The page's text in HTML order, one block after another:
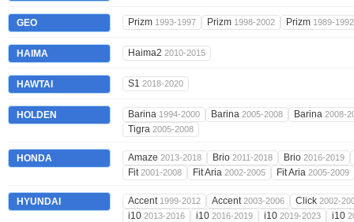
GEO Prizm 1993-1997 Prizm 1998-2002 Prizm 1989-1992
HAIMA Haima2 2010-2015
HAWTAI S1 2018-2020
HOLDEN Barina 1994-2000 Barina 2005-2008 Barina 2008-
Tigra 2005-2008
HONDA Amaze 2013-2018 Brio 2011-2018 Brio 2016-2019
Fit2001-2008 Fit Aria 2002-2005 Fit Aria 2005-2009
HYUNDAI Accent 1999-2012 Accent2003-2006 Click 2002-
i10 2013-2016 i10 2016-2019 i10 2019-2023 i10